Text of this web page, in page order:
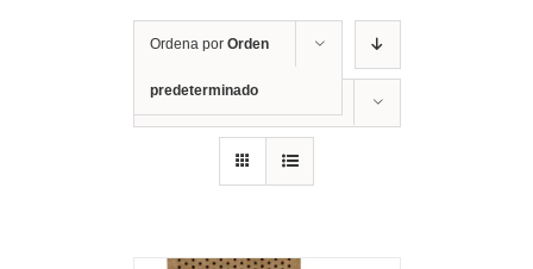
Ordena por Orden
predeterminado
Mostrar